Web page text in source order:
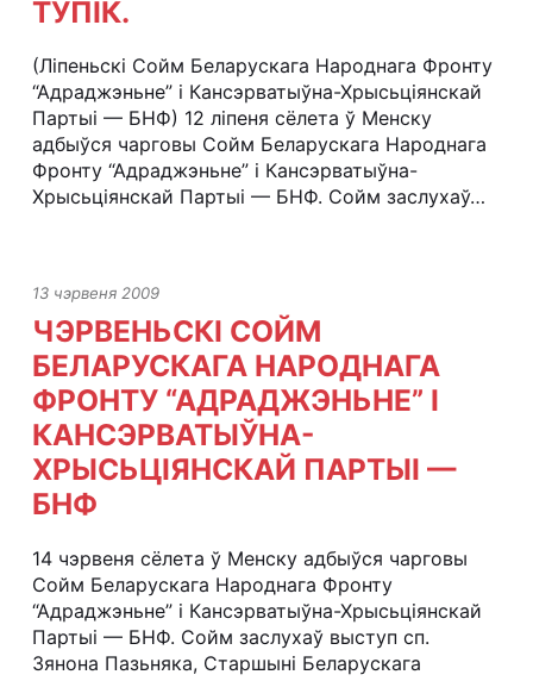
ТУПІК.
(Ліпеньскі Сойм Беларускага Народнага Фронту
“Адраджэньне” і Кансэрватыўна-Хрысьціянскай
Партыі — БНФ) 12 ліпеня сёлета ў Менску
адбыўся чарговы Сойм Беларускага Народнага
Фронту “Адраджэньне” і Кансэрватыўна-
Хрысьціянскай Партыі — БНФ. Сойм заслухаў…
13 чэрвеня 2009
ЧЭРВЕНЬСКІ СОЙМ
БЕЛАРУСКАГА НАРОДНАГА
ФРОНТУ “АДРАДЖЭНЬНЕ” І
КАНСЭРВАТЫЎНА-
ХРЫСЬЦІЯНСКАЙ ПАРТЫІ —
БНФ
14 чэрвеня сёлета ў Менску адбыўся чарговы
Сойм Беларускага Народнага Фронту
“Адраджэньне” і Кансэрватыўна-Хрысьціянскай
Партыі — БНФ. Сойм заслухаў выступ сп.
Зянона Пазьняка, Старшыні Беларускага